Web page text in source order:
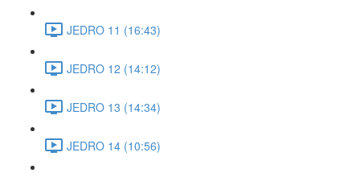
JEDRO 11 (16:43)
JEDRO 12 (14:12)
JEDRO 13 (14:34)
JEDRO 14 (10:56)